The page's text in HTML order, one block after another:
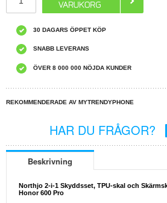
30 DAGARS ÖPPET KÖP
SNABB LEVERANS
ÖVER 8 000 000 NÖJDA KUNDER
REKOMMENDERADE AV MYTRENDYPHONE
HAR DU FRÅGOR?
Beskrivning
Northjo 2-i-1 Skyddsset, TPU-skal och
Honor 600 Pro